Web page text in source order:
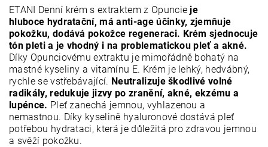
ETANI Denní krém s extraktem z Opuncie je
hluboce hydratační, má anti-age účinky, zjemňuje
pokožku, dodává pokožce regeneraci. Krém sjednocuje
tón pleti a je vhodný i na problematickou pleť a akné.
Díky Opunciovému extraktu je mimořádně bohatý na
mastné kyseliny a vitamínu E. Krém je lehký, hedvábný,
rychle se vstřebávající. Neutralizuje škodlivé volné
radikály, redukuje jizvy po zranění, akné, ekzému a
lupénce. Pleť zanechá jemnou, vyhlazenou a
nemastnou. Díky kyselině hyaluronové dostává pleť
potřebou hydrataci, která je důležitá pro zdravou jemnou
a svěží pokožku.